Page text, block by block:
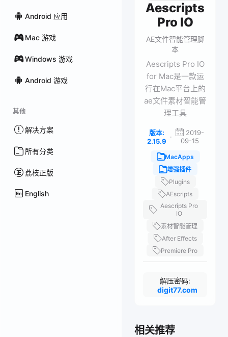
Android 应用
Mac 游戏
Windows 游戏
Android 游戏
其他
解决方案
所有分类
荔枝正版
English
Aescripts
Pro IO
AE文件智能管理脚
本
Aescripts Pro IO
for Mac是一款运
行在Mac平台上的
ae文件素材智能管
理工具
版本:
2.15.9
·
2019-
09-15
MacApps
增强插件
Plugins
AEscripts
Aescripts Pro
IO
素材智能管理
After Effects
Premiere Pro
解压密码:
digit77.com
相关推荐